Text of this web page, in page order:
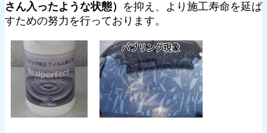
さん入ったような状態） を抑え、より施工寿命を延ば
すための努力を行っております。